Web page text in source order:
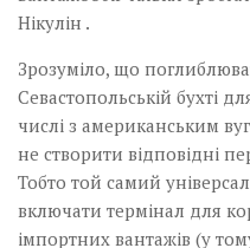
Нікулін .
Зрозуміло, що
Севастопольській бухті
числі з американським
не створити відповідні
Тобто той самий
включати термінал для
імпортних вантажів (у